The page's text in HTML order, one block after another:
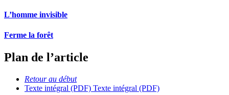
L’homme invisible
Ferme la forêt
Plan de l’article
Retour au début
Texte intégral (PDF) Texte intégral (PDF)